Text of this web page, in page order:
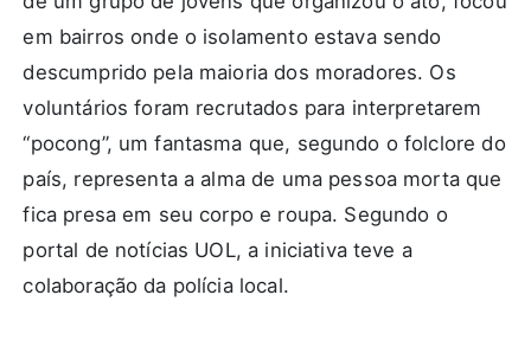
em bairros onde o isolamento estava sendo
descumprido pela maioria dos moradores. Os
voluntários foram recrutados para interpretarem
“pocong”, um fantasma que, segundo o folclore do
país, representa a alma de uma pessoa morta que
fica presa em seu corpo e roupa. Segundo o
portal de notícias UOL, a iniciativa teve a
colaboração da polícia local.